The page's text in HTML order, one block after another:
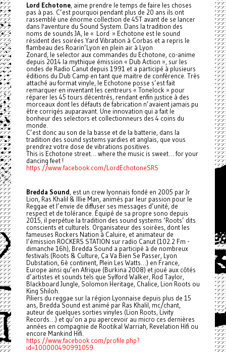
Lord Echotone, aime prendre le temps de faire les choses
pas à pas. C’est pourquoi pendant plus de 20 ans ils ont
rassemblé une énorme collection de 45T avant de se lancer
dans l'aventure du Sound System. Dans la tradition des
noms de sounds JA, le « Lord » Echotone est le sound
résident des soirées Yard Vibration à Corbas et a repris le
flambeau des Roarin’Lyon en plein air à Lyon
Zonard, le selector aux commandes du Echotone, co-anime
depuis 2014 la mythique émission « Dub Action », sur les
ondes de Radio Canut depuis 1991 et a participé à plusieurs
éditions du Dub Camp en tant que maitre de conférence. Très
attaché au format vinyle, le Echotone posse s’est fait
remarquer en inventant les centreurs « Tonelock » pour
réparer les 45 tours décentrés, rendant enfin justice à des
morceaux dont les défauts de fabrication n’avaient jamais pu
être corrigés auparavant. Une innovation qui a fait le
bonheur des selectors et collectionneurs des 4 coins du
monde.
C’est donc au son de la basse et de la batterie, dans la
tradition des sound systems yardies et anglais, que vous
prendrez votre dose de vibrations positives.
This is Echotone street… where the music is sweet… for your
dancing feet !
https://www.facebook.com/LordEchotoneSRS
Bredda Sound, est un crew lyonnais fondé en 2005 par Jr
Lion, Ras Khalil & Illie Man, animés par leur passion pour le
Reggae et l’envie de diffuser ses messages d’unité, de
respect et de tolérance. Équipé de sa propre sono depuis
2015, il perpétue la tradition des sound systems ‘Roots’ dits
conscients et culturels. Organisateur des soirées, dont les
fameuses Rockers Nation à Caluire, et animateur de
l’émission ROCKERS STATION sur radio Canut (102.2 Fm -
dimanche 16h), Bredda Sound a participé à de nombreux
festivals (Roots & Culture, Ça Va Bien Se Passer, Lyon
Dubstation, 6è continent, Plein Les Watts…) en France,
Europe ainsi qu’en Afrique (Burkina 2008) et joué aux côtés
d’artistes et sounds tels que Sylford Walker, Rod Taylor,
Blackboard Jungle, Solomon Heritage, Chalice, Lion Roots ou
King Shiloh.
Piliers du reggae sur la région Lyonnaise depuis plus de 15
ans, Bredda Sound est animé par Ras Khalil, mc/chant,
auteur de quelques sorties vinyles (Lion Roots, Livity
Records…) et qu’on a pu apercevoir au micro ces dernières
années en compagnie de Rootikal Warriah, Revelation Hifi ou
encore Mankind Hifi.
https://www.facebook.com/profile.php?
id=100000490991059